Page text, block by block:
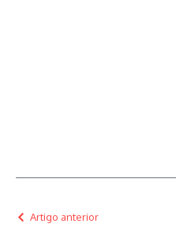
Artigo anterior